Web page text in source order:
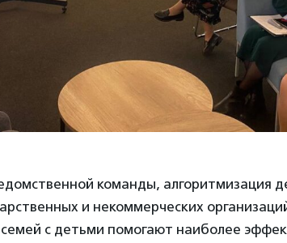
команды, алгоритмизация
и некоммерческих
с детьми помогают наиболее